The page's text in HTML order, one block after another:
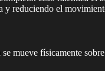
y reduciendo el
mueve físicamente